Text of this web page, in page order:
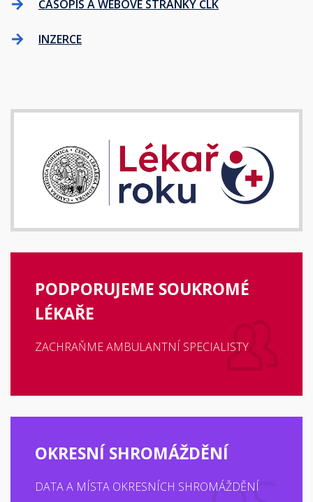
ČASOPIS A WEBOVÉ STRÁNKY ČLK
INZERCE
PODPORUJEME SOUKROMÉ
LÉKAŘE
ZACHRAŇME AMBULANTNÍ SPECIALISTY
OKRESNÍ SHROMÁŽDĚNÍ
DATA A MÍSTA OKRESNÍCH SHROMÁŽDĚNÍ